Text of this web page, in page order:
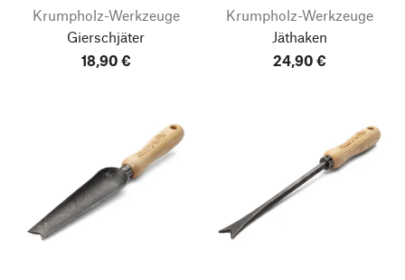
Krumpholz-Werkzeuge
Gierschjäter
18,90 €
Krumpholz-Werkzeuge
Jäthaken
24,90 €